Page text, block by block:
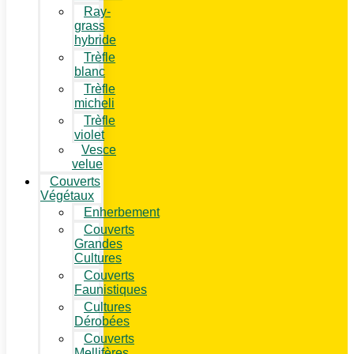
Ray-
grass
hybride
Trèfle
blanc
Trèfle
micheli
Trèfle
violet
Vesce
velue
Couverts
Végétaux
Enherbement
Couverts
Grandes
Cultures
Couverts
Faunistiques
Cultures
Dérobées
Couverts